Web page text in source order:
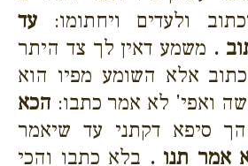
ולעדים ויחתומו: עד
. משמע דאין לך צד היתר
אלא השומע מפיו הוא
ואפי' לא אמר כתבו: הכא
הך סיפא דקתני עד שיאמר
אמר תנו . בלא כתבו והכי